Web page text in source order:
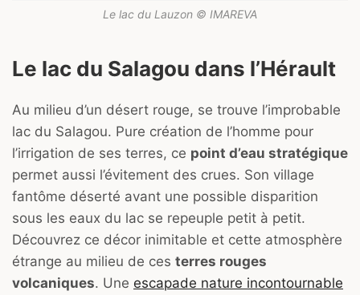
Le lac du Lauzon © IMAREVA
Le lac du Salagou dans l’Hérault
Au milieu d’un désert rouge, se trouve l’improbable
lac du Salagou. Pure création de l’homme pour
l’irrigation de ses terres, ce point d’eau stratégique
permet aussi l’évitement des crues. Son village
fantôme déserté avant une possible disparition
sous les eaux du lac se repeuple petit à petit.
Découvrez ce décor inimitable et cette atmosphère
étrange au milieu de ces terres rouges
volcaniques. Une escapade nature incontournable